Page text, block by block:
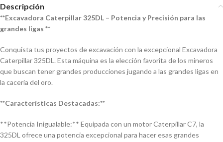
Descripción
**Excavadora Caterpillar 325DL – Potencia y Precisión para las
grandes ligas **
Conquista tus proyectos de excavación con la excepcional Excavadora
Caterpillar 325DL. Esta máquina es la elección favorita de los mineros
que buscan tener grandes producciones jugando a las grandes ligas en
la cacería del oro.
**Características Destacadas:**
**Potencia Inigualable:** Equipada con un motor Caterpillar C7, la
325DL ofrece una potencia excepcional para hacer esas grandes